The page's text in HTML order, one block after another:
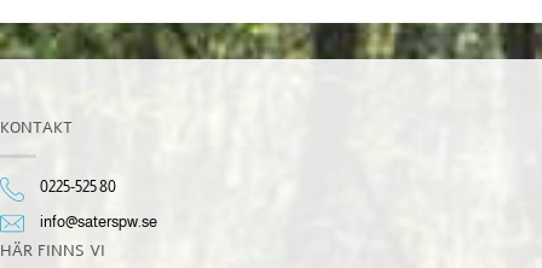
KONTAKT
0225-525 80
info@saterspw.se
HÄR FINNS VI